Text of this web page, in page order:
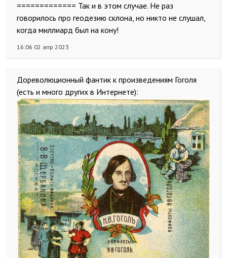
============= Так и в этом случае. Не раз
говорилось про геодезию склона, но никто не слушал,
когда миллиард был на кону!
16:06 02 апр 2023
Дореволюционный фантик к произведениям Гоголя
(есть и много других в Интернете):